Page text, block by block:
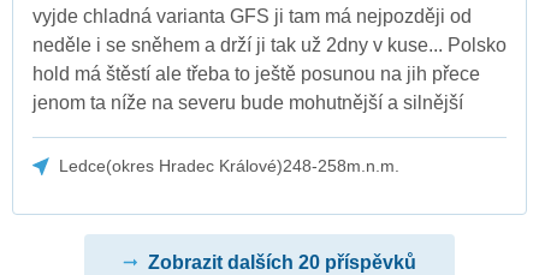
vyjde chladná varianta GFS ji tam má nejpozději od
neděle i se sněhem a drží ji tak už 2dny v kuse... Polsko
hold má štěstí ale třeba to ještě posunou na jih přece
jenom ta níže na severu bude mohutnější a silnější
Ledce(okres Hradec Králové)248-258m.n.m.
Zobrazit dalších 20 příspěvků